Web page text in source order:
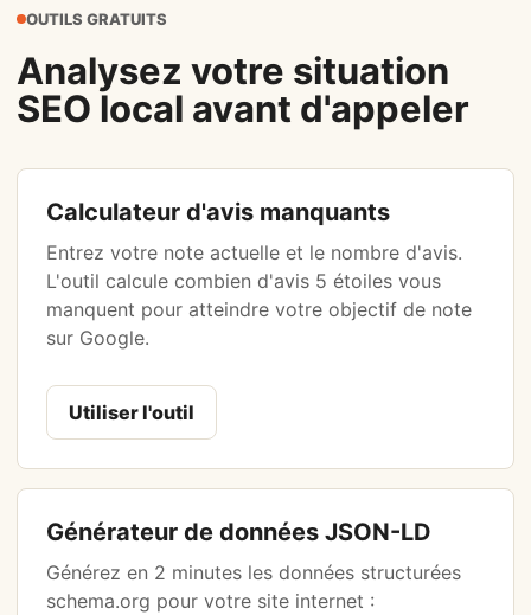
OUTILS GRATUITS
Analysez votre situation
SEO local avant d'appeler
Calculateur d'avis manquants
Entrez votre note actuelle et le nombre d'avis.
L'outil calcule combien d'avis 5 étoiles vous
manquent pour atteindre votre objectif de note
sur Google.
Utiliser l'outil
Générateur de données JSON-LD
Générez en 2 minutes les données structurées
schema.org pour votre site internet :